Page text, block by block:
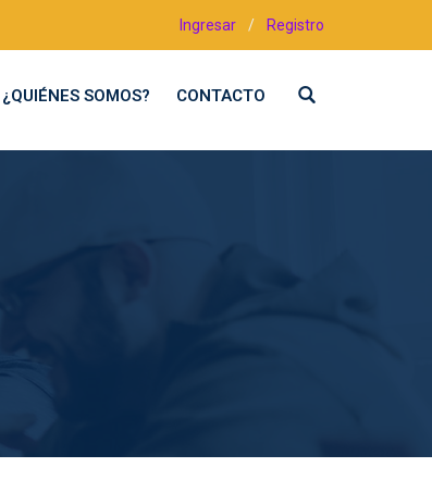
Ingresar / Registro
¿QUIÉNES SOMOS? CONTACTO